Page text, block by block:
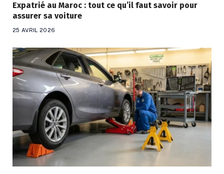
Expatrié au Maroc : tout ce qu’il faut savoir pour
assurer sa voiture
25 AVRIL 2026